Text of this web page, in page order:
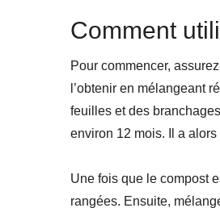
Comment
Pour commencer,
l’obtenir en mélangeant
feuilles et des
environ 12 mois. Il a
Une fois que le compost
rangées. Ensuite,